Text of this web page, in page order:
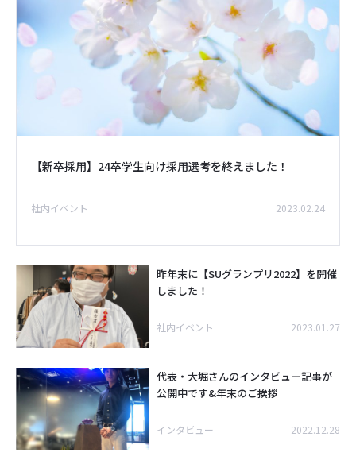
【新卒採用】24卒学生向け採用選考を終えました！
社内イベント 2023.02.24
昨年末に【SUグランプリ2022】を開催
しました！
社内イベント 2023.01.27
代表・大堀さんのインタビュー記事が
公開中です&年末のご挨拶
インタビュー 2022.12.28